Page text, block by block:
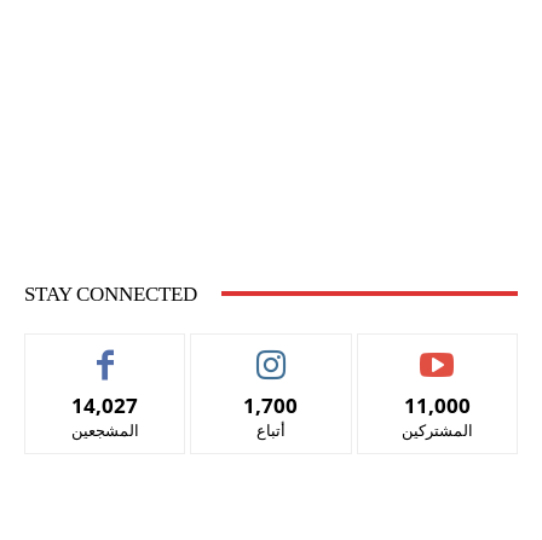
STAY CONNECTED
14,027
المشجعين
1,700
أتباع
11,000
المشتركين